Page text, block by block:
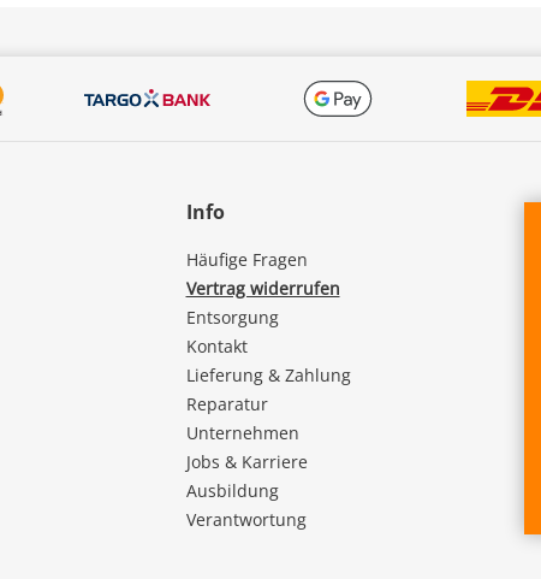
Info
Häufige Fragen
Vertrag widerrufen
Entsorgung
Kontakt
Lieferung & Zahlung
Reparatur
Unternehmen
Jobs & Karriere
Ausbildung
Verantwortung